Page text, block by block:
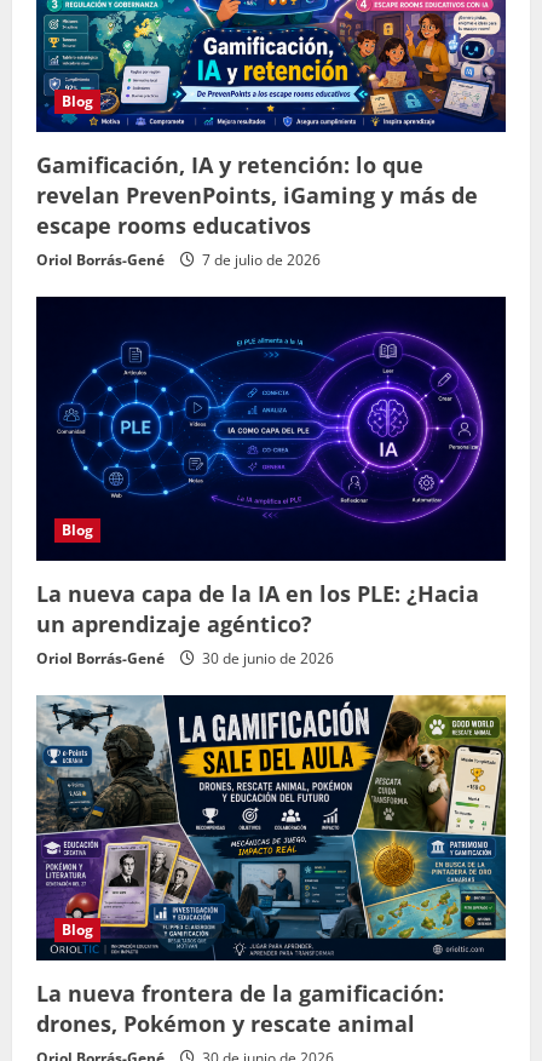
Blog
Gamificación, IA y retención: lo que
revelan PrevenPoints, iGaming y más de
escape rooms educativos
Oriol Borrás-Gené 7 de julio de 2026
Blog
La nueva capa de la IA en los PLE: ¿Hacia
un aprendizaje agéntico?
Oriol Borrás-Gené 30 de junio de 2026
Blog
La nueva frontera de la gamificación:
drones, Pokémon y rescate animal